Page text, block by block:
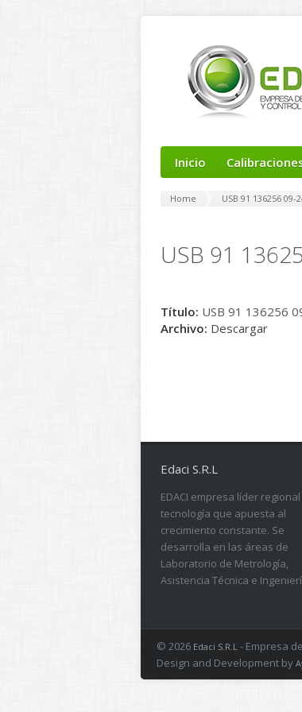
Inicio
Home USB 91 136256 09-
USB 91
Título: USB 91 136256
Archivo: Descargar
Edaci S.R.L
EDACI empresa líder
tecnología que apuesta al
crecimiento constante. Se
desarrolla en las áreas de
Laboratorio de Metrología,
Asistencia Técnica e
© 2026 Edaci S.R.L - Empresa
Design and Development by